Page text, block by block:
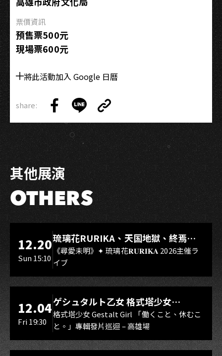
票價資訊
預售票500元
現場票600元
將此活動加入 Google 日曆
share:
on
Facebook
on
LINE
Link
Copy
Link
其他展演
OTHERS
LIVE WAREHOUSE 小庫
12.20
Sun 15:10
琉璃花RURIKA、天国地獄、終焉
Rebirth、DUALIA、無我夢中、花奏
スマイル（O.A.）
《尋愛未明》✦ 琉璃花𝐑𝐔𝐑𝐈𝐊𝐀 2026主催ラ
イブ
LIVE WAREHOUSE 小庫
12.04
Fri 19:30
ゲシュタルト乙女 格式塔少女
Gestalt Girl
格式塔少女 Gestalt Girl 「働くこと、休むこ
と。」專輯發片巡迴 – 高雄場